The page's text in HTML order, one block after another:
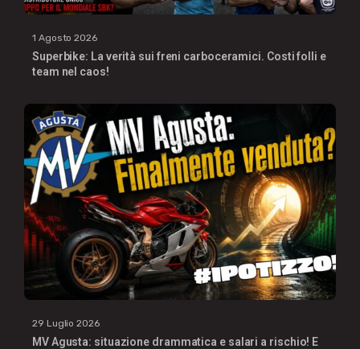
1 Agosto 2026
Superbike: La verità sui freni carboceramici. Costi folli e
team nel caos!
29 Luglio 2026
MV Agusta: situazione drammatica e salari a rischio! E